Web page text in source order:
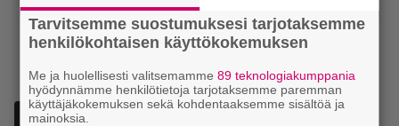
Lisää Episodi Googlen suosituksi lähteeksi
Tarvitsemme suostumuksesi tarjotaksemme
henkilökohtaisen käyttökokemuksen
Me ja huolellisesti valitsemamme89 teknologiakumppania
hyödynnämme henkilötietoja tarjotaksemme paremman
käyttäjäkokemuksen sekä kohdentaaksemme sisältöä ja
mainoksia.